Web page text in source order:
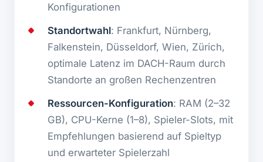
Konfigurationen
Standortwahl: Frankfurt, Nürnberg,
Falkenstein, Düsseldorf, Wien, Zürich,
optimale Latenz im DACH-Raum durch
Standorte an großen Rechenzentren
Ressourcen-Konfiguration: RAM (2–32
GB), CPU-Kerne (1–8), Spieler-Slots, mit
Empfehlungen basierend auf Spieltyp
und erwarteter Spielerzahl